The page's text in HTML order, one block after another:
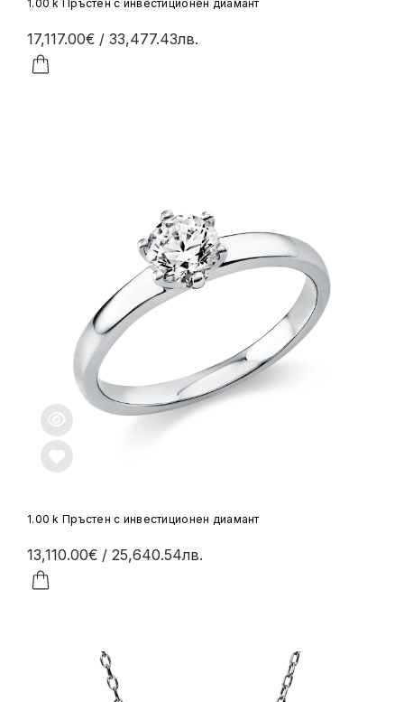
1.00 k Пръстен с инвестиционен диамант
17,117.00€ / 33,477.43лв.
1.00 k Пръстен с инвестиционен диамант
13,110.00€ / 25,640.54лв.